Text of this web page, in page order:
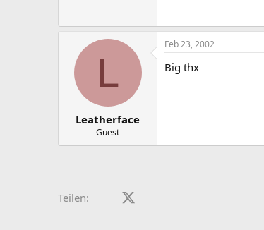
L
Leatherface
Guest
Feb 23, 2002
Big thx
Teilen: Facebook